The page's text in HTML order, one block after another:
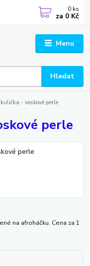
Menu
Hledat
0 ks
za 0 Kč
- voskové perle
perle
na afroháčku. Cena za 1